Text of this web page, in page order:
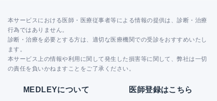
本サービスにおける医師・医療従事者等による情報の提供は、診断・治療
行為ではありません。
診断・治療を必要とする方は、適切な医療機関での受診をおすすめいたし
ます。
本サービス上の情報や利用に関して発生した損害等に関して、弊社は一切
の責任を負いかねますことをご了承ください。
MEDLEYについて 医師登録はこちら